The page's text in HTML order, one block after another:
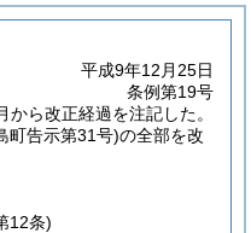
平成9年12月25日
条例第19号
から改正経過を注記した。
町告示第31号)の全部を改
12条)